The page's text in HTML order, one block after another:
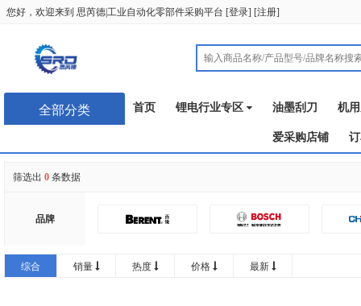
您好，欢迎来到 思芮德|工业自动化零部件采购平台 [登录] [注册]
全部分类 首页 锂电行业专区 油墨刮刀 机
爱采购店铺
筛选出 0 条数据
品牌
润普
综合 销量 热度 价格 最新